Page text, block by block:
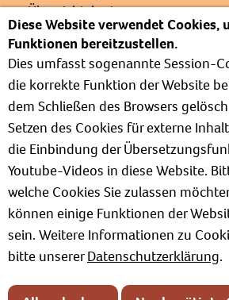
Übersichtskarte
Veranstaltungen
Presse
Links
Partnerverbände
Barrierefrei
Weg zur Kur
Kur- und Wellnesslexikon
Informationen zum Verband
Positionspapiere
Impressum
Diese Website verwendet Cookies,
Funktionen bereitzustellen.
Dies umfasst sogenannte Session-
die korrekte Funktion der Website
dem Schließen des Browsers
Setzen des Cookies für externe
die Einbindung der
Youtube-Videos in diese Website.
welche Cookies Sie zulassen
können einige Funktionen der
sein. Weitere Informationen zu
bitte unsererDatenschutzerklärung.